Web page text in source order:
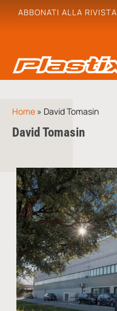
ABBONATI ALLA RIVISTA
Home » David Tomasin
David Tomasin